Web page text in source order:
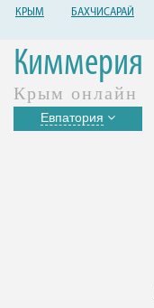
КРЫМ БАХЧИСАРАЙ
Киммерия
Крым онлайн
Евпатория